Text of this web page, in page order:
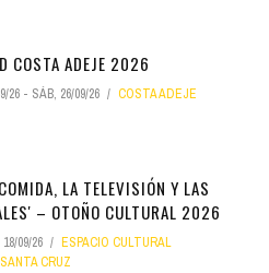
COSTA ADEJE 2026
26 - SÁB, 26/09/26 COSTA ADEJE
LA TELEVISIÓN Y LAS
– OTOÑO CULTURAL 2026
09/26
ESPACIO CULTURAL
CRUZ